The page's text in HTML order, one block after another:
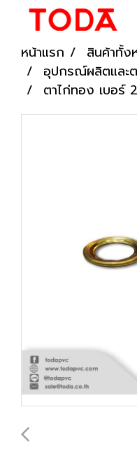
หน้าแรก
สินค้าทั้ง
อุปกรณ์ผลิตและ
ตาไก่ทอง เบอร์